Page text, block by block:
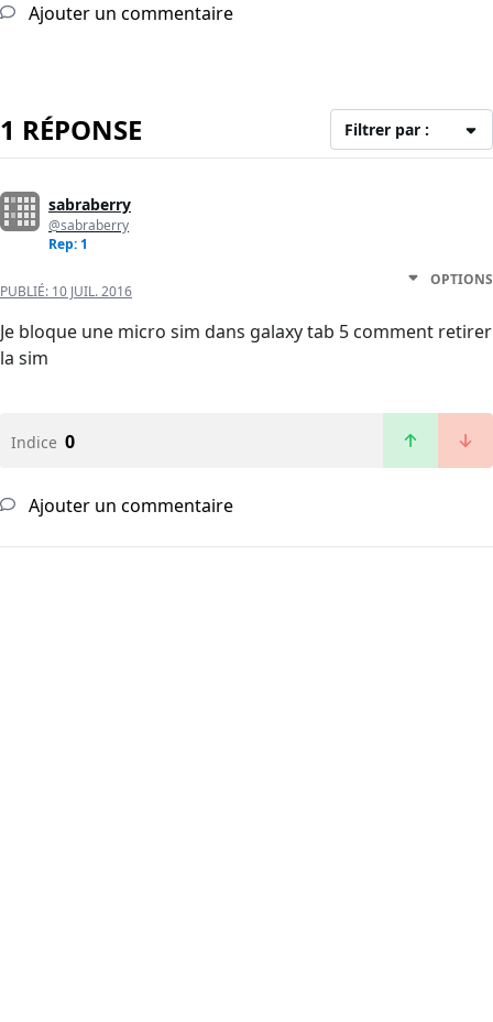
Ajouter un commentaire
1 RÉPONSE Filtrer par :
sabraberry
@sabraberry
Rep: 1
PUBLIÉ: 10 JUIL. 2016
OPTIONS
Je bloque une micro sim dans galaxy tab 5 comment retirer
la sim
Indice 0
Ajouter un commentaire